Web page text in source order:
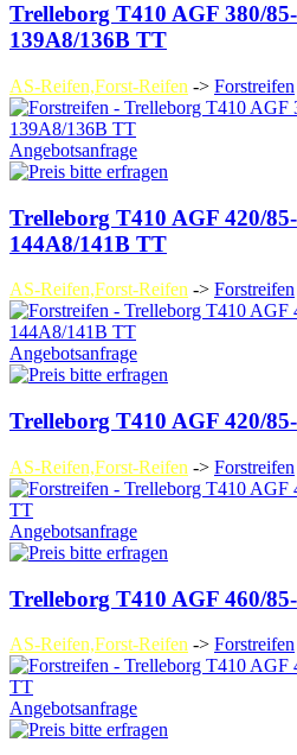
Trelleborg T410 AGF 380/
139A8/136B TT
AS-Reifen,Forst-Reifen -> Forstreifen
Angebotsanfrage
Trelleborg T410 AGF 420/
144A8/141B TT
AS-Reifen,Forst-Reifen -> Forstreifen
Angebotsanfrage
Trelleborg T410 AGF 420/
AS-Reifen,Forst-Reifen -> Forstreifen
Angebotsanfrage
Trelleborg T410 AGF 460/
AS-Reifen,Forst-Reifen -> Forstreifen
Angebotsanfrage